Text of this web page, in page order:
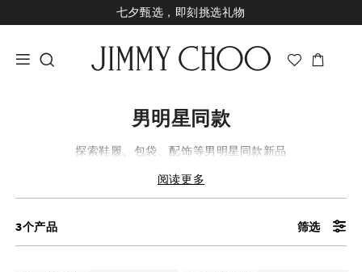
七夕甄选，即刻挑选礼物
经典婚嫁系列，尊享专属婚嫁礼赠
男明星同款
探索鞋履、包袋、配饰等男明星同款新品
阅读更多
3个产品 筛选